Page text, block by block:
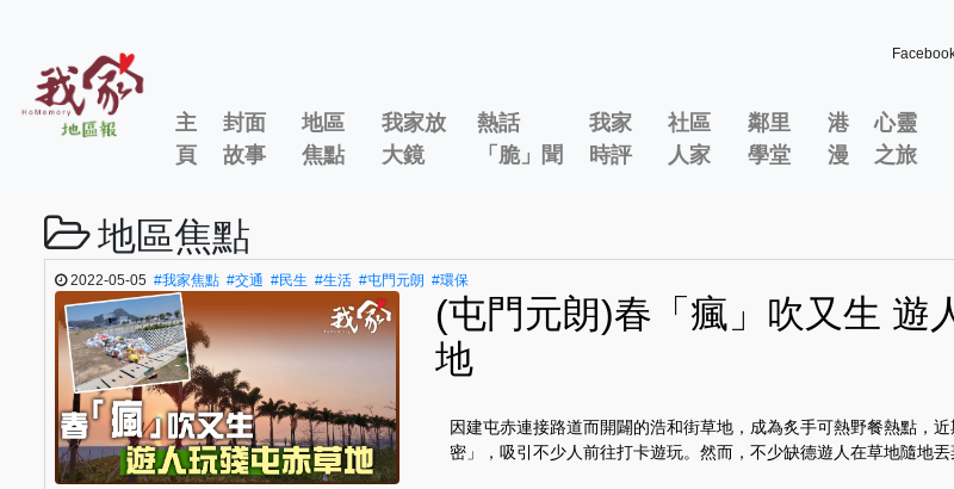
主
頁
封面
故事
地區
焦點
我家放
大鏡
熱話
「脆」聞
我家
時評
社區
人家
鄰里
學堂
港
漫
心靈
之旅
地區焦點
2022-05-05 #我家焦點 #交通 #民生 #生活 #屯門元朗 #環保
(屯門元朗)春「瘋」吹又生 遊
地
因建屯赤連接路道而開闢的浩和街草地，成為炙手可熱野餐熱點，
密」，吸引不少人前往打卡遊玩。然而，不少缺德遊人在草地隨地丟